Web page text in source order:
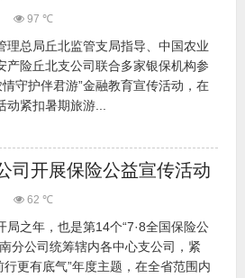
97 ℃
理总局丘北监管支局指导、中国农业
产险丘北支公司联合多家银保机构参
守护伴君游”金融教育宣传活动，在
紧扣暑期旅游...
司开展保险公益宣传活动
62 ℃
局之年，也是第14个“7·8全国保险公
分公司统筹辖内各中心支公司，紧
行更有底气”年度主题，在全省范围内